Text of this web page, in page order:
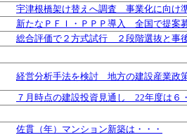
宇津根橋架け替えへ調査 事業化に向け
新たなＰＦＩ・ＰＰＰ導入 全国で提案
総合評価で２方式試行 ２段階選抜と事
経営分析手法を検討 地方の建設産業政
７月時点の建設投資見通し 22年度は６
佐貫（年）マンション新築は・・・